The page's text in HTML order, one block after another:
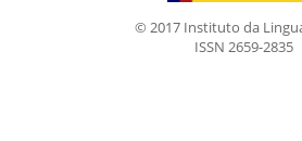
© 2017 Instituto da
ISSN 2659-2835